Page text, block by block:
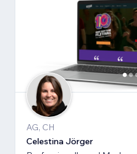
AG, CH
Celestina Jörger